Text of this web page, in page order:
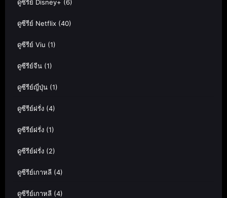
ดูซีรีย์ Disney+ (6)
ดูซีรีย์ Netflix (40)
ดูซีรีย์ Viu (1)
ดูซีรีย์จีน (1)
ดูซีรีย์ญี่ปุ่น (1)
ดูซีรีย์ฝรั่ง (4)
ดูซีรีย์ฝรั่ง (1)
ดูซีรีย์ฝรั่ง (2)
ดูซีรีย์เกาหลี (4)
ดูซีรีย์เกาหลี (4)